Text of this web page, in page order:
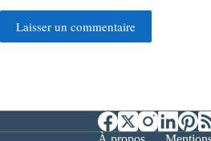
Laisser un commentaire